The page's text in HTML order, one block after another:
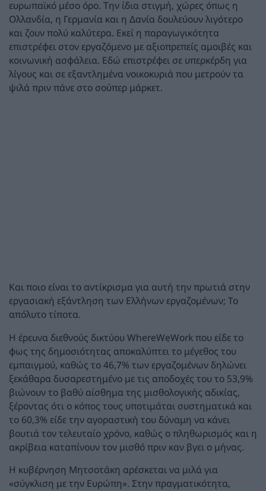
ευρωπαϊκό μέσο όρο. Την ίδια στιγμή, χώρες όπως η
Ολλανδία, η Γερμανία και η Δανία δουλεύουν λιγότερο
και ζουν πολύ καλύτερα. Εκεί η παραγωγικότητα
επιστρέφει στον εργαζόμενο με αξιοπρεπείς αμοιβές και
κοινωνική ασφάλεια. Εδώ επιστρέφει σε υπερκέρδη για
λίγους και σε εξαντλημένα νοικοκυριά που μετρούν τα
ψιλά πριν πάνε στο σούπερ μάρκετ.
Και ποιο είναι το αντίκρισμα για αυτή την πρωτιά στην
εργασιακή εξάντληση των Ελλήνων εργαζομένων; Το
απόλυτο τίποτα.
Η έρευνα διεθνούς δικτύου WhereWeWork που είδε το
φως της δημοσιότητας αποκαλύπτει το μέγεθος του
εμπαιγμού, καθώς το 46,7% των εργαζομένων δηλώνει
ξεκάθαρα δυσαρεστημένο με τις αποδοχές του το 53,9%
βιώνουν το βαθύ αίσθημα της μισθολογικής αδικίας,
ξέροντας ότι ο κόπος τους υποτιμάται συστηματικά και
το 60,3% είδε την αγοραστική του δύναμη να κάνει
βουτιά τον τελευταίο χρόνο, καθώς ο πληθωρισμός και η
ακρίβεια καταπίνουν τον μισθό πριν καν βγει ο μήνας.
Η κυβέρνηση Μητσοτάκη αρέσκεται να μιλά για
«σύγκλιση με την Ευρώπη». Στην πραγματικότητα,